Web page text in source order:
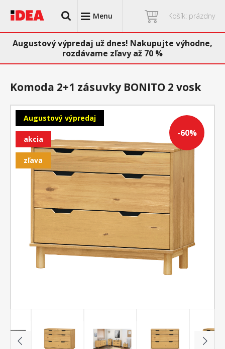
Menu Košík: prázdny
Augustový výpredaj už dnes! Nakupujte výhodne,
rozdávame zľavy až 70 %
-60%
Augustový výpredaj
akcia
zľava
Komoda 2+1 zásuvky BONITO 2 vosk